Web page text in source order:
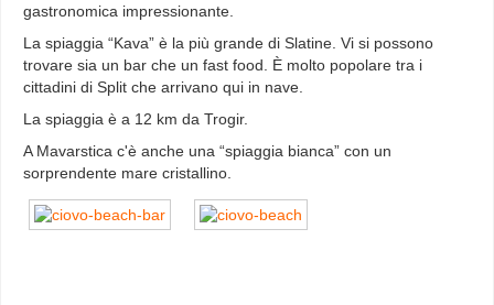
gastronomica impressionante.
La spiaggia “Kava” è la più grande di Slatine. Vi si possono
trovare sia un bar che un fast food. È molto popolare tra i
cittadini di Split che arrivano qui in nave.
La spiaggia è a 12 km da Trogir.
A Mavarstica c'è anche una “spiaggia bianca” con un
sorprendente mare cristallino.